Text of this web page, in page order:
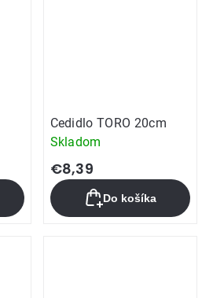
Cedidlo TORO 20cm
Skladom
€8,39
Do košíka